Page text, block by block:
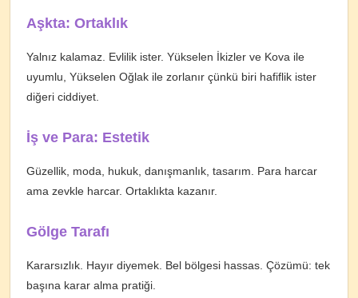
Aşkta: Ortaklık
Yalnız kalamaz. Evlilik ister. Yükselen İkizler ve Kova ile
uyumlu, Yükselen Oğlak ile zorlanır çünkü biri hafiflik ister
diğeri ciddiyet.
İş ve Para: Estetik
Güzellik, moda, hukuk, danışmanlık, tasarım. Para harcar
ama zevkle harcar. Ortaklıkta kazanır.
Gölge Tarafı
Kararsızlık. Hayır diyemek. Bel bölgesi hassas. Çözümü: tek
başına karar alma pratiği.